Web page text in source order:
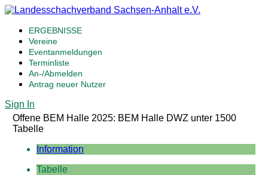
ERGEBNISSE
Vereine
Eventanmeldungen
Terminliste
An-/Abmelden
Antrag neuer Nutzer
Sign In
Offene BEM Halle 2025: BEM Halle DWZ unter 1500
Tabelle
Information
Tabelle